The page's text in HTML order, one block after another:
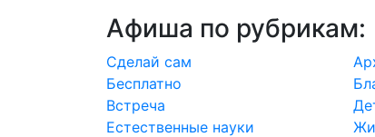
Афиша по рубрикам:
Cделай сам
Бесплатно
Встреча
Естественные науки